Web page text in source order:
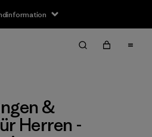
&
Herren -